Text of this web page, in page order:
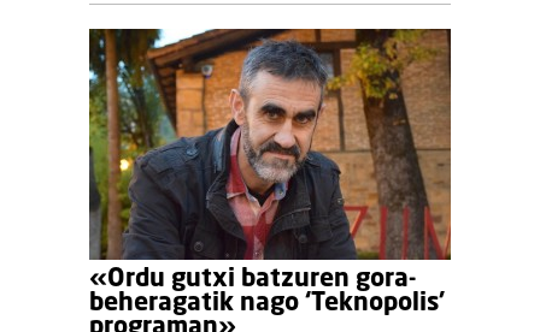
«Ordu gutxi batzuren gora-
beheragatik nago ‘Teknopolis’